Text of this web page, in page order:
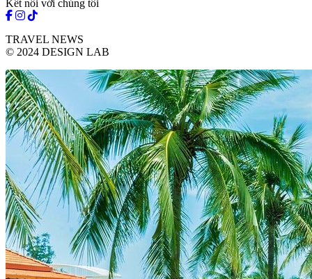
Kết nối với chúng tôi
TRAVEL NEWS
© 2024 DESIGN LAB